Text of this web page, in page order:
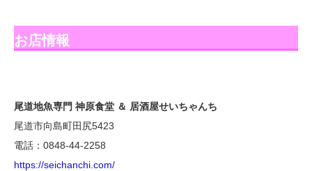
お店情報
尾道地魚専門 神原食堂 ＆ 居酒屋せいちゃんち
尾道市向島町田尻5423
電話：0848-44-2258
https://seichanchi.com/